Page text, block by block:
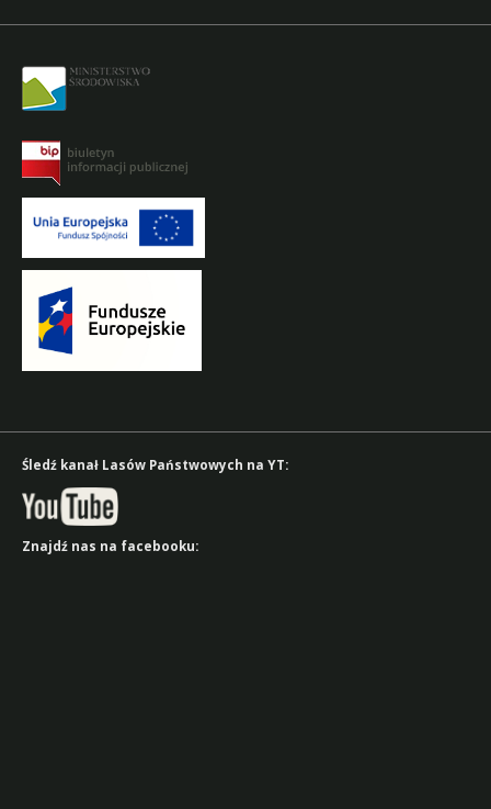
Śledź kanał Lasów Państwowych na YT:
Znajdź nas na facebooku: